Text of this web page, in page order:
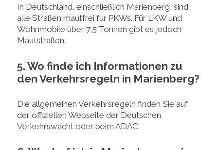
In Deutschland, einschließlich Marienberg, sind
alle Straßen mautfrei für PKWs. Für LKW und
Wohnmobile über 7,5 Tonnen gibt es jedoch
Mautstraßen.
5. Wo finde ich Informationen zu
den Verkehrsregeln in Marienberg?
Die allgemeinen Verkehrsregeln finden Sie auf
der offiziellen Webseite der Deutschen
Verkehrswacht oder beim ADAC.